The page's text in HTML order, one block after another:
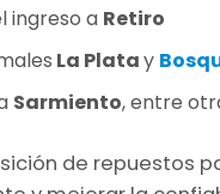
ingreso a Retiro
La Platay
Sarmiento, entre
de repuestos